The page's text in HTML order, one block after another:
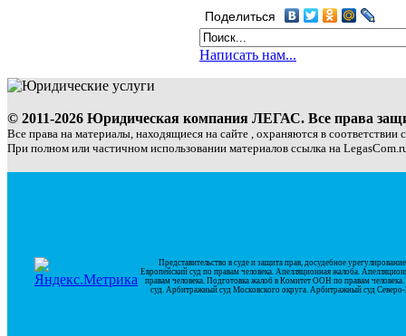
Поделиться
Написать нам...
© 2011-2026 Юридическая компания ЛЕГАС. Все права
Все права на материалы, находящиеся на сайте , охраняются в соответствии
При полном или частичном использовании материалов ссылка на
Представительство в суде и защита прав, досудебное
Европейский суд по правам человека. Апелляционная жалоба.
правам человека. Подготовка жалоб в Комитет ООН по правам
суд. Арбитражный суд Московского округа. Арбитражный суд